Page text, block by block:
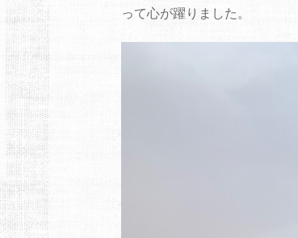
って心が躍りました。